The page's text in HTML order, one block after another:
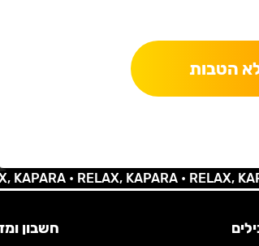
הטבות
•RELAX, KAPARA •RELAX,
חשבון